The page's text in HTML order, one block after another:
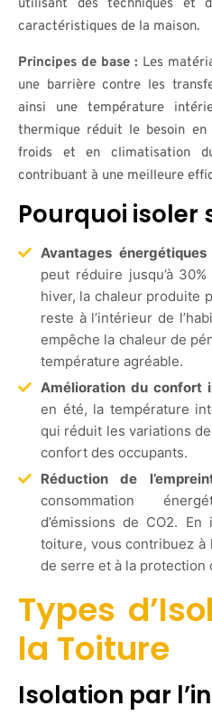
utilisant des techniques et
caractéristiques de la maison.
Principes de base : Les
une barrière contre les
ainsi une température
thermique réduit le besoin en
froids et en climatisation
contribuant à une meilleure
Pourquoi isoler
Avantages énergétiques
peut réduire jusqu’à
hiver, la chaleur produite
reste à l’intérieur de
empêche la chaleur de
température agréable.
Amélioration du confort
en été, la température
qui réduit les variations
confort des occupants.
Réduction de
consommation
d’émissions de CO2.
toiture, vous contribuez à
de serre et à la protection
Types
la Toiture
Isolation par